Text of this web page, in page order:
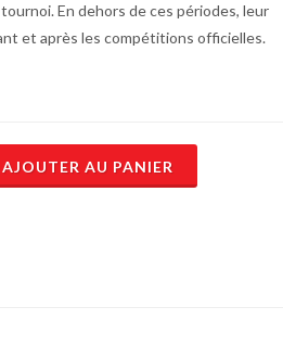
En dehors de ces périodes, leur
et après les compétitions officielles.
AJOUTER AU PANIER